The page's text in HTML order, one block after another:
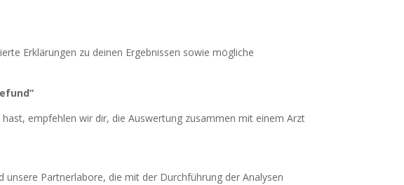
Erklärungen zu deinen Ergebnissen sowie mögliche
empfehlen wir dir, die Auswertung zusammen mit einem Arzt
Partnerlabore, die mit der Durchführung der Analysen